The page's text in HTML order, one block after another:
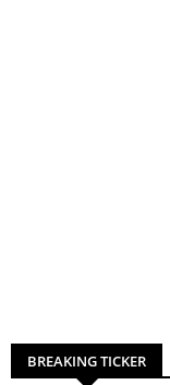
BREAKING TICKER